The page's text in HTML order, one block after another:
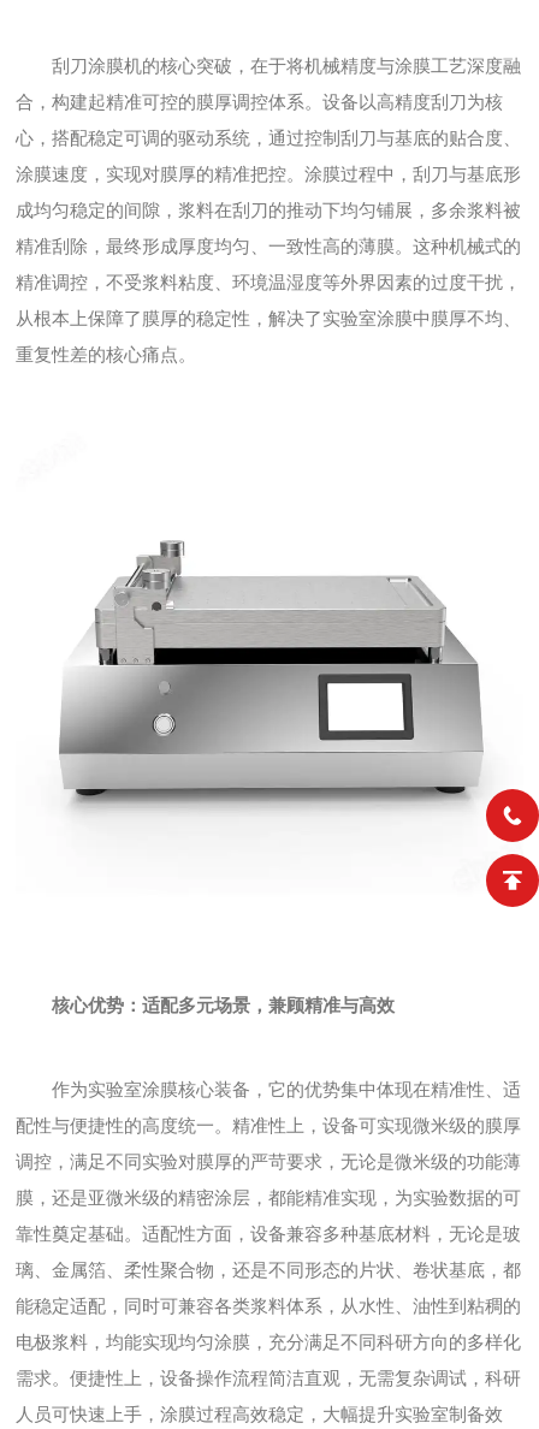
刮刀涂膜机的核心突破，在于将机械精度与涂膜工艺深度融
合，构建起精准可控的膜厚调控体系。设备以高精度刮刀为核
心，搭配稳定可调的驱动系统，通过控制刮刀与基底的贴合度、
涂膜速度，实现对膜厚的精准把控。涂膜过程中，刮刀与基底形
成均匀稳定的间隙，浆料在刮刀的推动下均匀铺展，多余浆料被
精准刮除，最终形成厚度均匀、一致性高的薄膜。这种机械式的
精准调控，不受浆料粘度、环境温湿度等外界因素的过度干扰，
从根本上保障了膜厚的稳定性，解决了实验室涂膜中膜厚不均、
重复性差的核心痛点。
核心优势：适配多元场景，兼顾精准与高效
作为实验室涂膜核心装备，它的优势集中体现在精准性、适
配性与便捷性的高度统一。精准性上，设备可实现微米级的膜厚
调控，满足不同实验对膜厚的严苛要求，无论是微米级的功能薄
膜，还是亚微米级的精密涂层，都能精准实现，为实验数据的可
靠性奠定基础。适配性方面，设备兼容多种基底材料，无论是玻
璃、金属箔、柔性聚合物，还是不同形态的片状、卷状基底，都
能稳定适配，同时可兼容各类浆料体系，从水性、油性到粘稠的
电极浆料，均能实现均匀涂膜，充分满足不同科研方向的多样化
需求。便捷性上，设备操作流程简洁直观，无需复杂调试，科研
人员可快速上手，涂膜过程高效稳定，大幅提升实验室制备效